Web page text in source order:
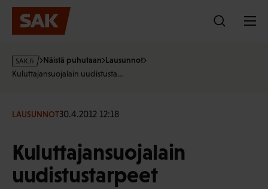
Hyppää
sisältöön
s
a
f
Näistä puhutaan Lausunnot
Kuluttajansuojalain uudistusta…
LAUSUNNOT30.4.2012 12:18
Kuluttajansuojalain
uudistustarpeet